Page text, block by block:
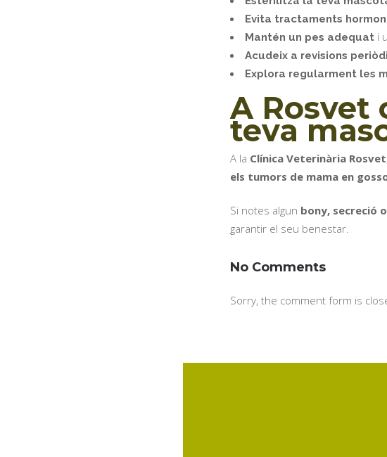
Evita tractaments
Mantén un pes adequat i
Acudeix a revisions
Explora regularment les
A Rosvet
teva
A la Clínica Veterinària Rosvet
els tumors de mama en
Si notes algun bony, secreció
garantir el seu benestar.
No Comments
Sorry, the comment form is